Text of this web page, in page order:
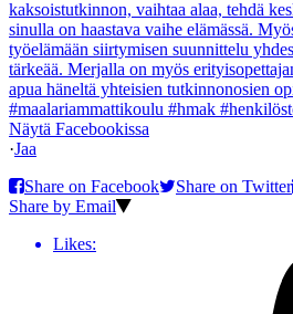
Näytä Facebookissa
·Jaa
Share on Facebook
Share on Twitter
Share by Email
Likes: